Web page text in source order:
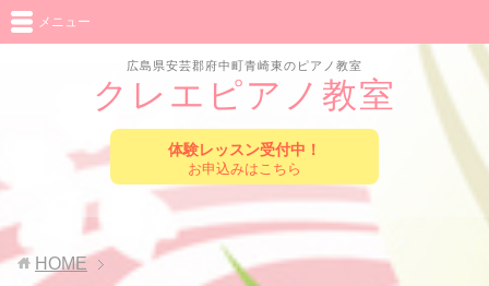
広島県安芸郡府中町青崎東のピアノ教室
クレエピアノ教室
体験レッスン受付中！
お申込みはこちら
メニュー
HOME